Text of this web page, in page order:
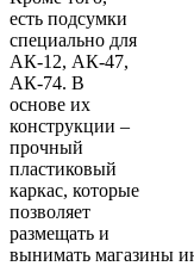
есть подсумки
специально для
АК-12, АК-47,
АК-74. В
основе их
конструкции –
прочный
пластиковый
каркас, которые
позволяет
размещать и
вынимать магазины